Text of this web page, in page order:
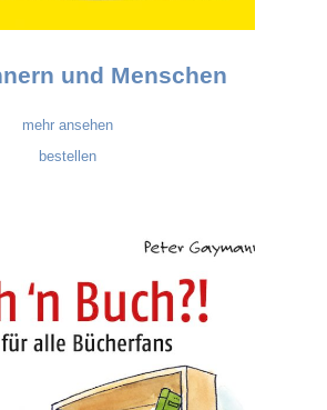
und Menschen
mehr ansehen
bestellen